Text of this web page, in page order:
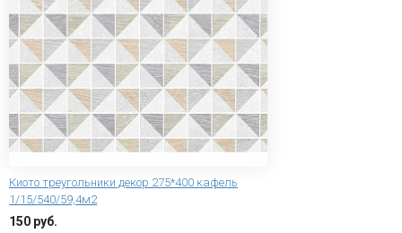
Киото треугольники декор 275*400 кафель
1/15/540/59,4м2
150 руб.